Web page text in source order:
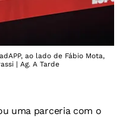
ao lado de Fábio Mota,
| Ag. A Tarde
uma parceria com o